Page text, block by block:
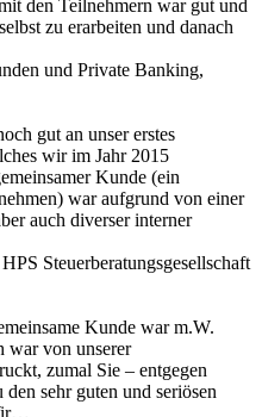
den Teilnehmern war gut und
zu erarbeiten und danach
und Private Banking,
gut an unser erstes
wir im Jahr 2015
Kunde (ein
war aufgrund von einer
auch diverser interner
Steuerberatungsgesellschaft
Kunde war m.W.
war von unserer
zumal Sie – entgegen
sehr guten und seriösen